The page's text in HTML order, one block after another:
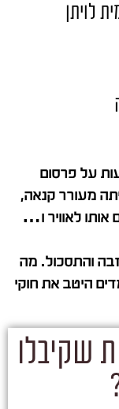
לויתן
על פרסום
מעורר קנאה,
אותו לאוויר ו…
והתסכול. מה
היטב את חוקי
שקיבלו